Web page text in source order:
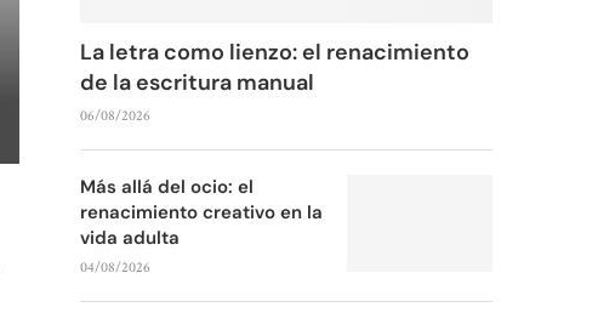
La letra como lienzo: el renacimiento
de la escritura manual
06/08/2026
Más allá del ocio: el
renacimiento creativo en la
vida adulta
04/08/2026